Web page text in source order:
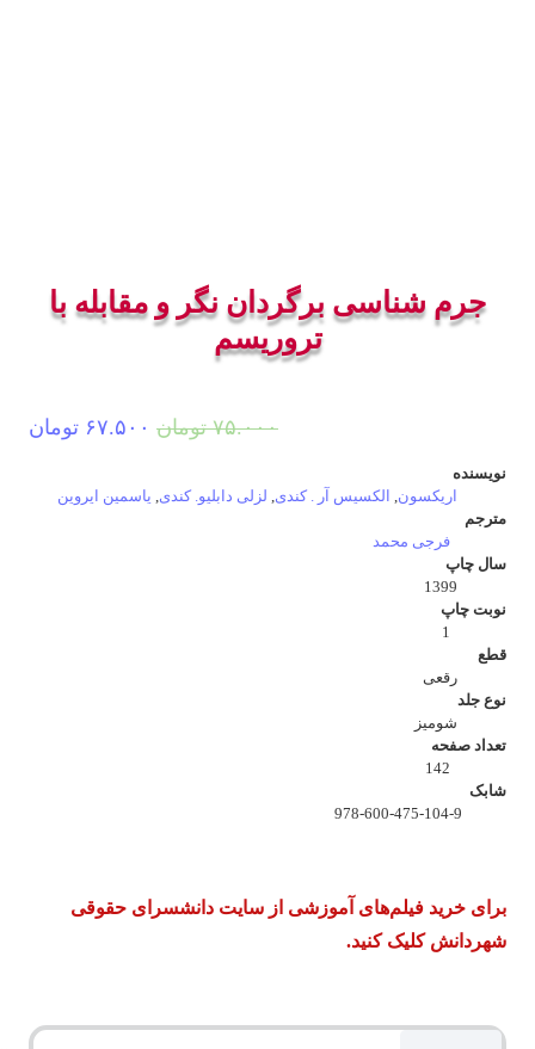
جرم شناسی برگردان نگر و مقابله با
تروریسم
۷۵.۰۰۰ تومان قیمت
۷۵.۰۰۰ تومان
۶۷.۵۰۰ تومان
نویسنده
اریکسون, الکسیس آر . کندی, لزلی دابلیو. کندی, یاسمین ایروین
مترجم
فرجی محمد
سال چاپ
1399
نوبت چاپ
1
قطع
رقعی
نوع جلد
شومیز
تعداد صفحه
142
شابک
978-600-475-104-9
برای خرید فیلم‌های آموزشی از سایت دانشسرای حقوقی
شهردانش کلیک کنید.